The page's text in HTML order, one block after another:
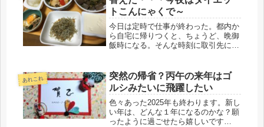
トこんにゃくで～
今日は定時で仕事が終わった。都内か
ら自宅に帰りつくと、ちょうど、晩御
飯時になる。そんな時刻に取引先に電
を変えた。終業後、すぐに職場近のフ
ァミレスに駆け込み、電話作戦にし
た。...
あれこれ
突然の帰省？丙午の来年はゴ
ルシみたいに飛躍したい
色々あった2025年も終わります。新し
い年は、どんな１年になるのかな？願
ったように過ごせたら嬉しいです